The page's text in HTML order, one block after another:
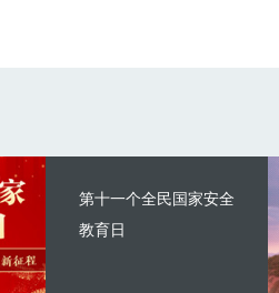
第十一个全民国家安全
教育日